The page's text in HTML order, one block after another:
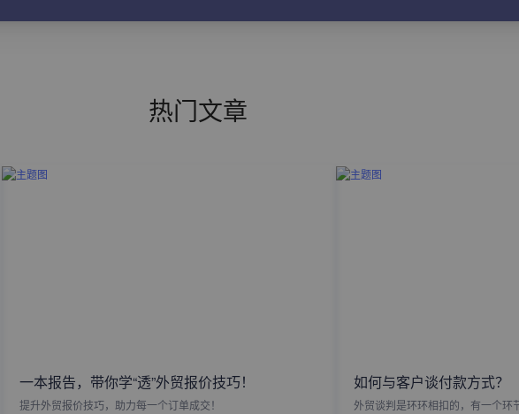
热门文章
一本报告，带你学“透”外贸报价技巧！
提升外贸报价技巧，助力每一个订单成交！
如何与客户谈付款方式？
外贸谈判是环环相扣的，有一个环